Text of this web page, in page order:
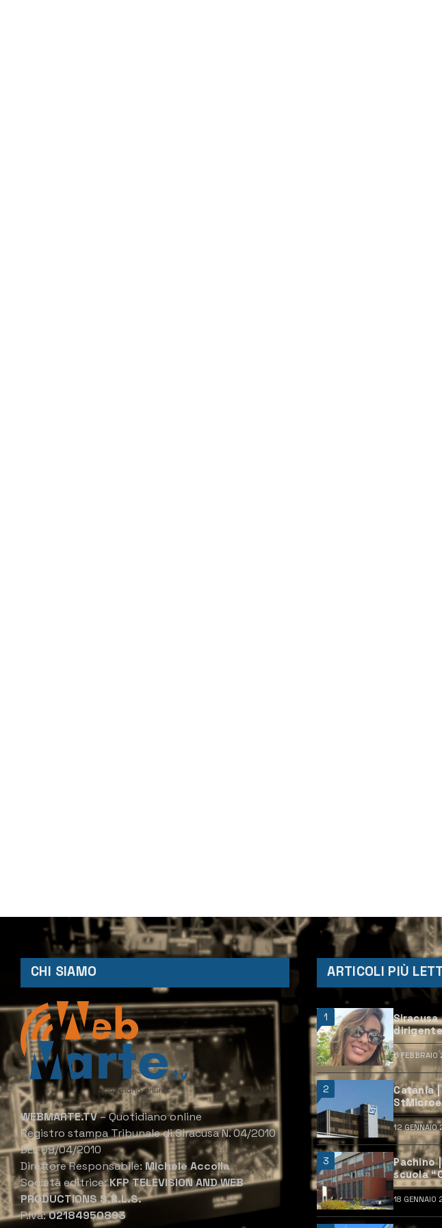
CHI SIAMO
WEBMARTE.TV– Quotidiano online
Registro stampa Tribunale di Siracusa N. 04/2010
DEL 09/04/2010
Direttore Responsabile:Michele Accolla
Società editrice:KFP TELEVISION AND WEB
PRODUCTIONS S.R.L.S.
P.Iva:02184950893
ARTICOLI PIÙ
1
Siracusa
6
2
Catania
aperte e
12
3
Pachino
scuola
18